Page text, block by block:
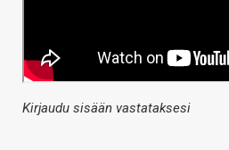
Kirjaudu sisään vastataksesi